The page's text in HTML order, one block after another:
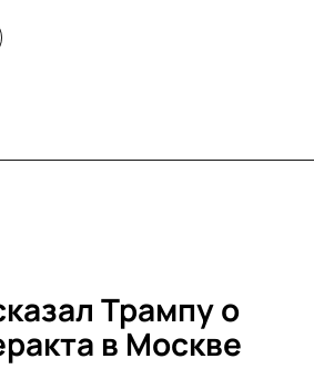
Трампу о
в Москве